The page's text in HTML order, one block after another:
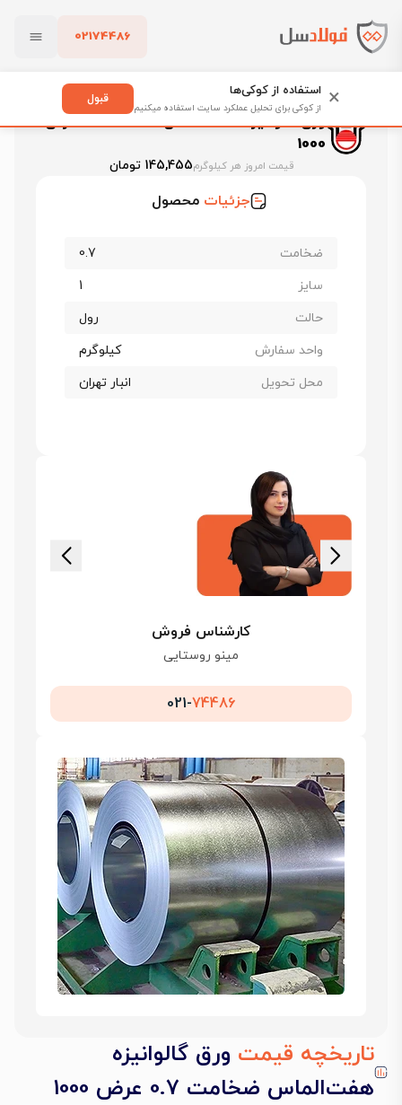
02174486
پاک کردن
فولادسل
ورق گالوانیزه هفت الماس ضخامت 0.7 عرض 1000
ورق گالوانیزه هفت الماس ضخامت 0.7 عرض
1000
قیمت امروز هر کیلوگرم145,455 تومان
جزئیات محصول
ضخامت
0.7
سایز
1
حالت
رول
واحد سفارش
کیلوگرم
محل تحویل
انبار تهران
کارشناس فروش
مینو روستایی
021-74486
تاریخچه قیمت ورق گالوانیزه
هفت‌الماس ضخامت 0.7 عرض 1000
× استفاده از کوکی‌ها
از کوکی برای تحلیل عملکرد سایت استفاده میکنیم
قبول